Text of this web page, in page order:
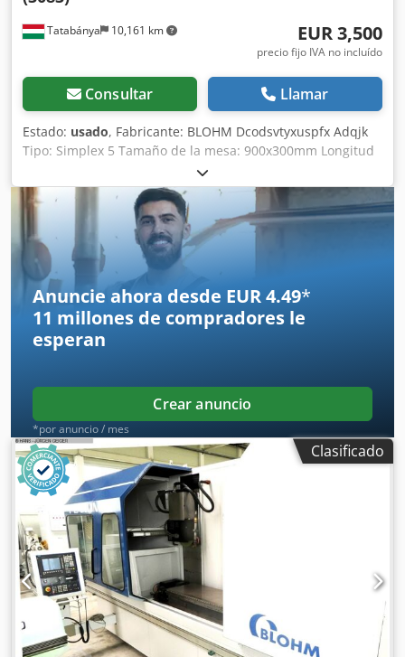
Tatabánya 10,161 km EUR 3,500
precio fijo IVA no incluído
Consultar Llamar
Estado: usado, Fabricante: BLOHM Dcodsvtyxuspfx Adqjk
Tipo: Simplex 5 Tamaño de la mesa: 900x300mm Longitud
de trabajo: 600x300mm ¡Sin mesa magnética!
Anuncie ahora desde EUR 4.49*
11 millones de compradores le
esperan
Crear anuncio
*por anuncio / mes
Clasificado